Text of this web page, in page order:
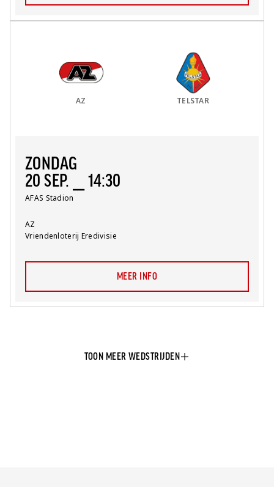
ZONDAG
20 SEP. ⎯ 14:30
Locatie:
AFAS Stadion
Team:
AZ
Competitie:
Vriendenloterij Eredivisie
AZ
Uit Team:
TELSTAR
MEER INFO
TOON MEER WEDSTRIJDEN